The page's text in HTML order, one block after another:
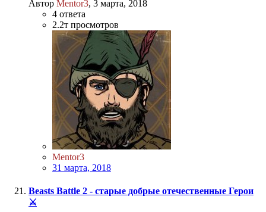
Автор Mentor3, 3 марта, 2018
4 ответа
2.2т просмотров
Mentor3
31 марта, 2018
Beasts Battle 2 - старые добрые отечественные Герои
⚔️